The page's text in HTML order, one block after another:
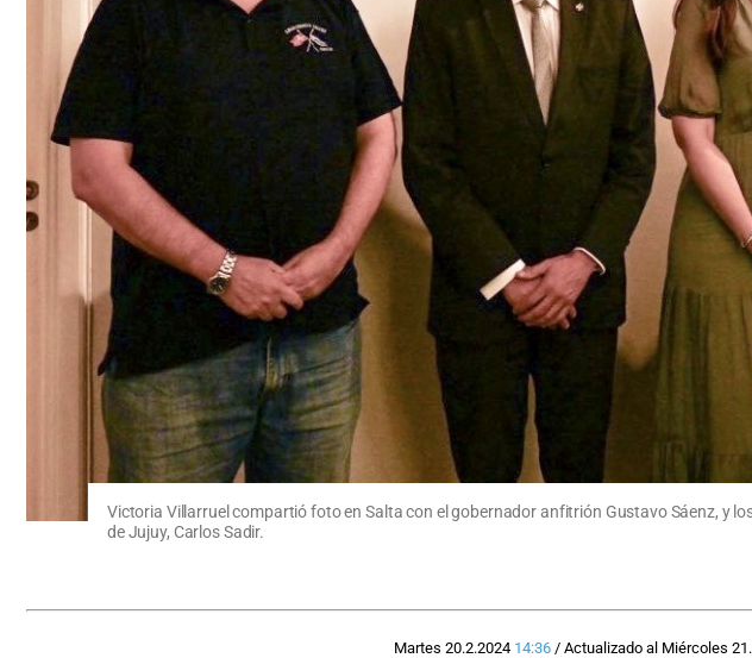
Victoria Villarruel compartió foto en Salta con el gobernador anfitrión Gustavo Sáenz, y
de Jujuy, Carlos Sadir.
Martes 20.2.2024 14:36 / Actualizado al Miércoles